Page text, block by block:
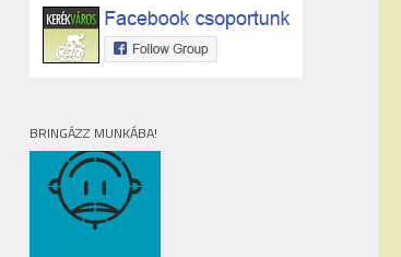
BRINGÁZZ MUNKÁBA!